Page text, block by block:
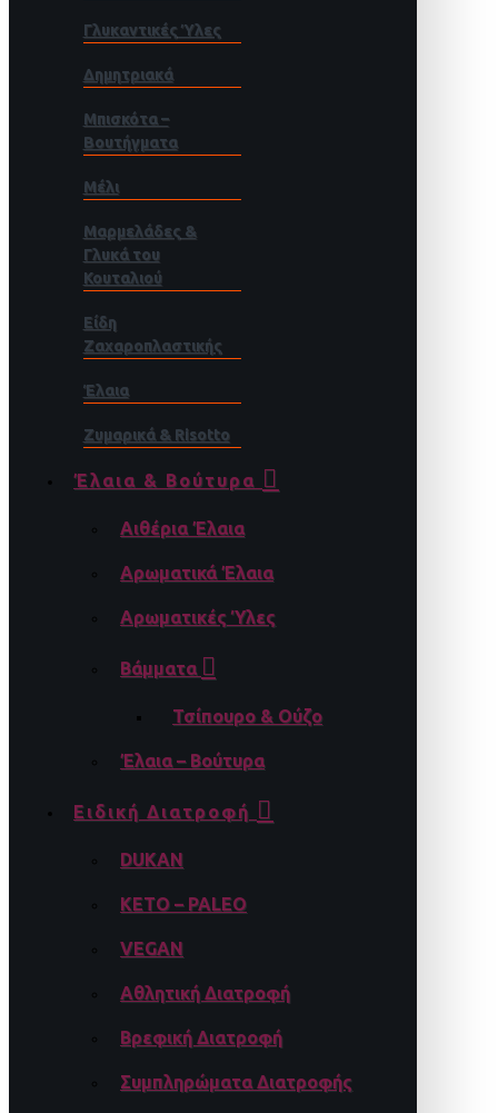
Γλυκαντικές Ύλες
Δημητριακά
Μπισκότα –
Βουτήγματα
Μέλι
Μαρμελάδες &
Γλυκά του
Κουταλιού
Είδη
Ζαχαροπλαστικής
Έλαια
Ζυμαρικά & Risotto
Έλαια & Βούτυρα
Αιθέρια Έλαια
Αρωματικά Έλαια
Αρωματικές Ύλες
Βάμματα
Τσίπουρο & Ούζο
Έλαια – Βούτυρα
Ειδική Διατροφή
DUKAN
KETO – PALEO
VEGAN
Αθλητική Διατροφή
Βρεφική Διατροφή
Συμπληρώματα Διατροφής